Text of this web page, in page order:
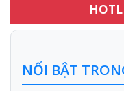
NỔI BẬT